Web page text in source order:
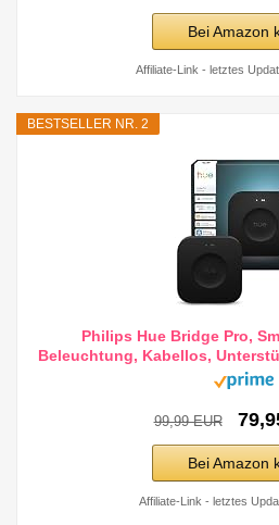
Bei Amazon
Affiliate-Link - letztes
BESTSELLER NR. 2
Philips Hue Bridge Pro,
Beleuchtung, Kabellos,
99,99 EUR
Bei Amazon
Affiliate-Link - letztes